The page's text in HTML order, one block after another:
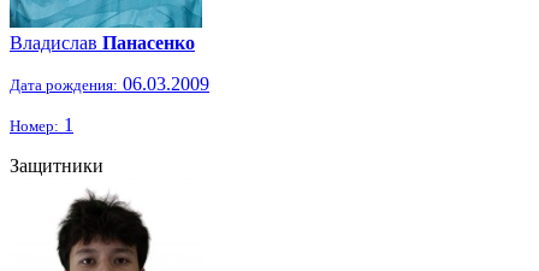
Владислав Панасенко
Дата рождения: 06.03.2009
Номер: 1
Защитники